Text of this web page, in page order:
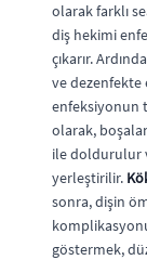
olarak farklı
diş hekimi
çıkarır.
ve dezenfekte
enfeksiyonun
olarak,
ile doldurulur
yerleştirilir.
sonra, dişin
göstermek,